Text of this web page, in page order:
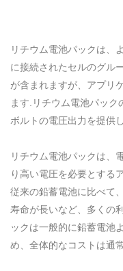
リチウム電池パックは、
に接続されたセルのグル
が含まれますが、アプリ
ます.リチウム電池パッ
ボルトの電圧出力を提供
リチウム電池パックは、
り高い電圧を必要とする
従来の鉛蓄電池に比べて
寿命が長いなど、多くの
ックは一般的に鉛蓄電池
め、全体的なコストは通